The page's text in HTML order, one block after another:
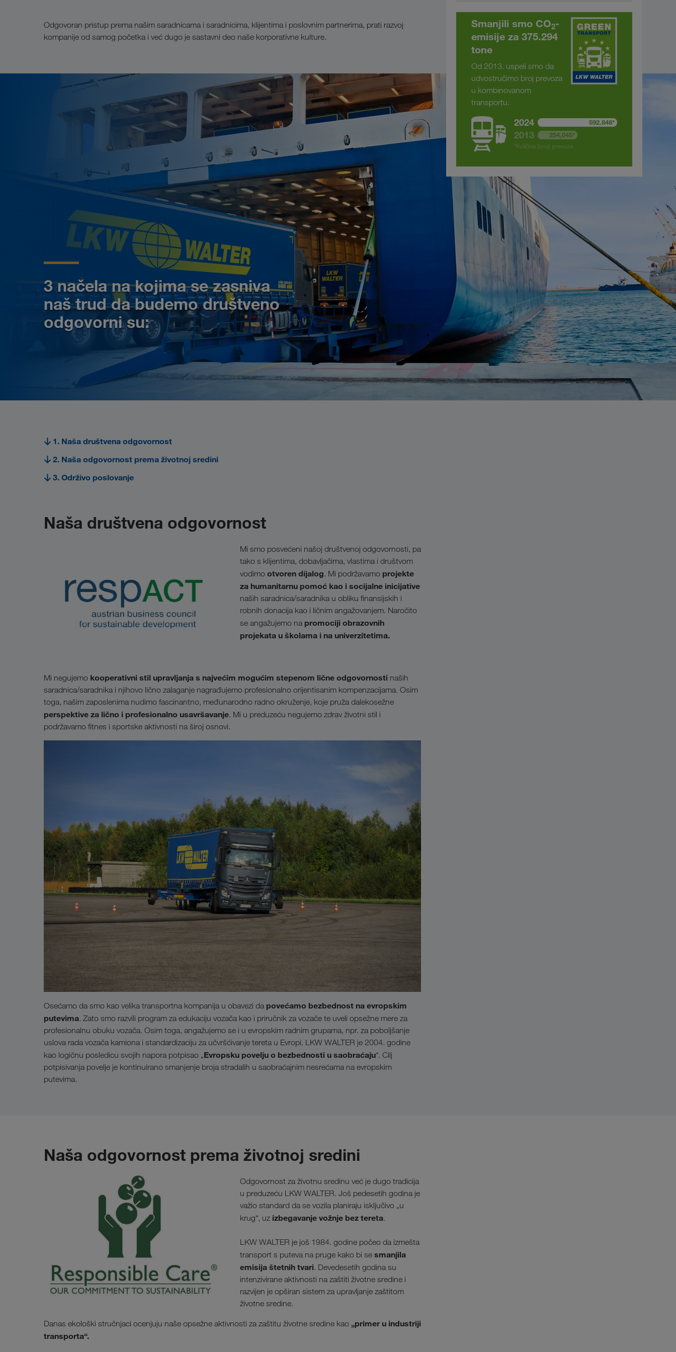
Odgovoran pristup prema našim saradnicama i saradnicima, klijentima i poslovnim partnerima, prati razvoj
kompanije od samog početka i već dugo je sastavni deo naše korporativne kulture.
3 načelana kojima se zasniva
naš trud da budemo društveno
odgovorni su:
1. Naša društvena odgovornost
2. Naša odgovornost prema životnoj sredini
3. Održivo poslovanje
Naša društvena odgovornost
Mi smo posvećeni našoj društvenoj odgovornosti, pa
tako s klijentima, dobavljačima, vlastima i društvom
vodimo otvoren dijalog. Mi podržavamo projekte
za humanitarnu pomoć kao i socijalne inicijative
naših saradnica/saradnika u obliku finansijskih i
robnih donacija kao i ličnim angažovanjem. Naročito
se angažujemo na promociji obrazovnih
projekata u školama i na univerzitetima.
Mi negujemo kooperativni stil upravljanja s najvećim mogućim stepenom lične odgovornosti naših
saradnica/saradnika i njihovo lično zalaganje nagrađujemo profesionalno orijentisanim kompenzacijama. Osim
toga, našim zaposlenima nudimo fascinantno, međunarodno radno okruženje, koje pruža dalekosežne
perspektive za lično i profesionalno usavršavanje. Mi u preduzeću negujemo zdrav životni stil i
podržavamo fitnes i sportske aktivnosti na široj osnovi.
Osećamo da smo kao velika transportna kompanija u obavezi da povećamo bezbednost na evropskim
putevima. Zato smo razvili program za edukaciju vozača kao i priručnik za vozače te uveli opsežne mere za
profesionalnu obuku vozača. Osim toga, angažujemo se i u evropskim radnim grupama, npr. za poboljšanje
uslova rada vozača kamiona i standardizaciju za učvršćivanje tereta u Evropi. LKW WALTER je 2004. godine
kao logičnu posledicu svojih napora potpisao „Evropsku povelju o bezbednosti u saobraćaju“. Cilj
potpisivanja povelje je kontinuirano smanjenje broja stradalih u saobraćajnim nesrećama na evropskim
putevima.
Naša odgovornost prema životnoj sredini
Odgovornost za životnu sredinu već je dugo tradicija
u preduzeću LKW WALTER. Još pedesetih godina je
važio standard da se vozila planiraju isključivo „u
krug“, uz izbegavanje vožnje bez tereta.
LKW WALTER je još 1984. godine počeo da izmešta
transport s puteva na pruge kako bi se smanjila
emisija štetnih tvari. Devedesetih godina su
intenzivirane aktivnosti na zaštiti životne sredine i
razvijen je opširan sistem za upravljanje zaštitom
životne sredine.
Danas ekološki stručnjaci ocenjuju naše opsežne aktivnosti za zaštitu životne sredine kao „primer u industriji
transporta“.
Smanjili smo CO2-
emisije za 375.294
tone
Od 2013. uspeli smo da
udvostručimo broj prevoza
u kombinovanom
transportu.
2024 592.848*
2013
254,045*
*Količina (broj) prevoza